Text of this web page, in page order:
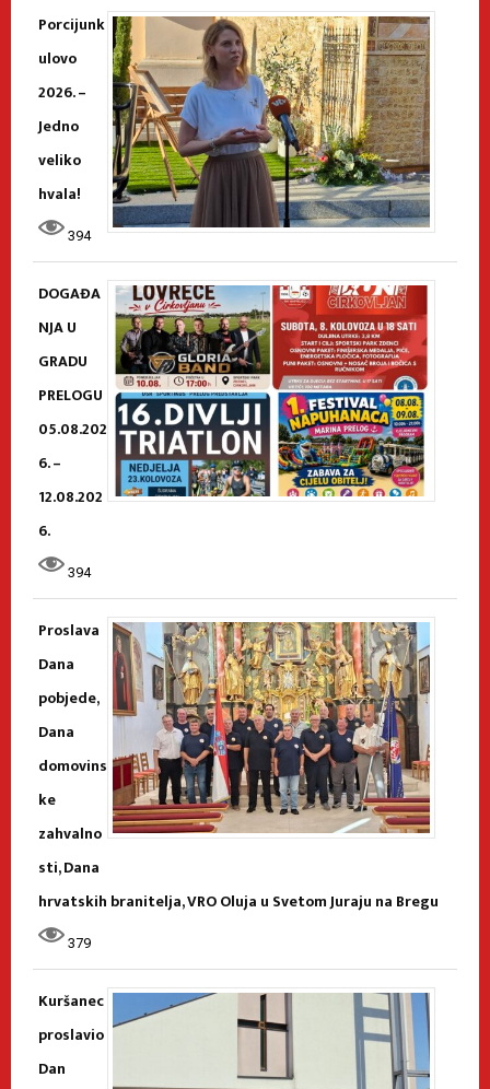
Porcijunk
ulovo
2026. –
Jedno
veliko
hvala!
394
DOGAĐA
NJA U
GRADU
PRELOGU
05.08.202
6. –
12.08.202
6.
394
Proslava
Dana
pobjede,
Dana
domovins
ke
zahvalno
sti, Dana
hrvatskih branitelja, VRO Oluja u Svetom Juraju na Bregu
379
Kuršanec
proslavio
Dan